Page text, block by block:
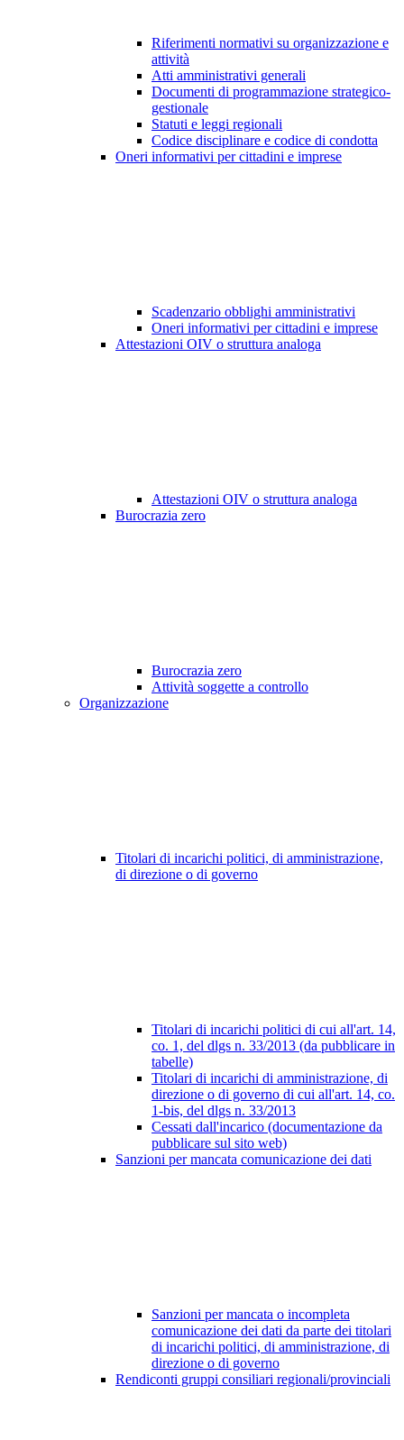
Riferimenti normativi su organizzazione e
attività
Atti amministrativi generali
Documenti di programmazione strategico-
gestionale
Statuti e leggi regionali
Codice disciplinare e codice di condotta
Oneri informativi per cittadini e imprese
Scadenzario obblighi amministrativi
Oneri informativi per cittadini e imprese
Attestazioni OIV o struttura analoga
Attestazioni OIV o struttura analoga
Burocrazia zero
Burocrazia zero
Attività soggette a controllo
Organizzazione
Titolari di incarichi politici, di amministrazione,
di direzione o di governo
Titolari di incarichi politici di cui all'art. 14,
co. 1, del dlgs n. 33/2013 (da pubblicare in
tabelle)
Titolari di incarichi di amministrazione, di
direzione o di governo di cui all'art. 14, co.
1-bis, del dlgs n. 33/2013
Cessati dall'incarico (documentazione da
pubblicare sul sito web)
Sanzioni per mancata comunicazione dei dati
Sanzioni per mancata o incompleta
comunicazione dei dati da parte dei titolari
di incarichi politici, di amministrazione, di
direzione o di governo
Rendiconti gruppi consiliari regionali/provinciali